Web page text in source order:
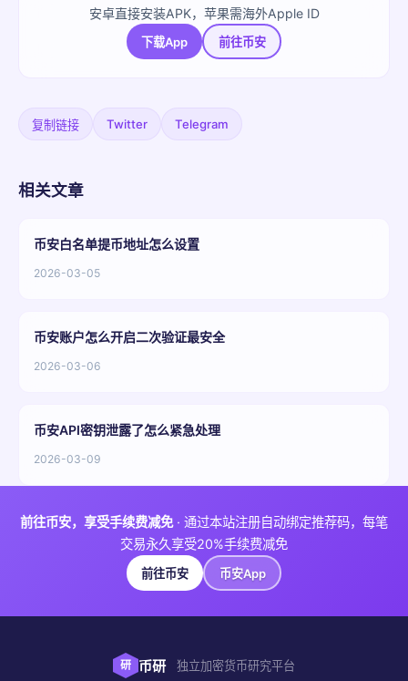
安卓直接安装APK，苹果需海外Apple ID
下载App 前往币安
复制链接 Twitter Telegram
相关文章
币安白名单提币地址怎么设置
2026-03-05
币安账户怎么开启二次验证最安全
2026-03-06
币安API密钥泄露了怎么紧急处理
2026-03-09
前往币安，享受手续费减免· 通过本站注册自动绑定推荐码，每笔
交易永久享受20%手续费减免
前往币安 币安App
研 币研 独立加密货币研究平台